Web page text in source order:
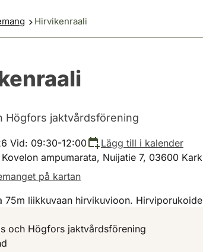
Hirvikenraali
Högfors jaktvårdsförening
Vid: 09:30-12:00
Lägg till i kalender
ampumarata, Nuijatie 7, 03600
på kartan
välilehteen)
75m liikkuvaan hirvikuvioon.
och Högfors jaktvårdsförening